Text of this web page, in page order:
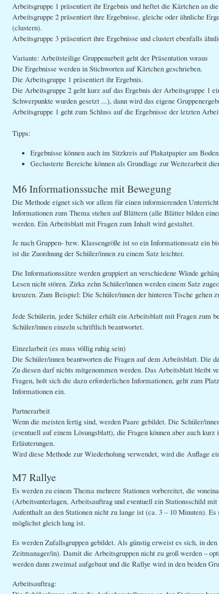
Arbeitsgruppe 1 präsentiert ihr Ergebnis und heftet die Kärtchen an
Arbeitsgruppe 2 präsentiert ihre Ergebnisse, gleiche oder ähnliche
(clustern).
Arbeitsgruppe 3 präsentiert ihre Ergebnisse und clustert ebenfalls
Variante: Arbeitsteilige Gruppenarbeit geht der Präsentation voraus
Die Ergebnisse werden in Stichworten auf Kärtchen geschrieben.
Die Arbeitsgruppe 1 präsentiert ihr Ergebnis.
Die Arbeitsgruppe 2 geht kurz auf das Ergebnis der Arbeitsgruppe 1
Schwerpunkte wurden gesetzt ...), dann wird das eigene
Arbeitsgruppe 1 geht zum Schluss auf die Ergebnisse der letzten
Tipps:
Ergebnisse können auch im Sitzkreis auf Plakatpapier am
Geclusterte Bereiche können als Grundlage zur Weiterarbeit
M6 Informationssuche mit Bewegung
Die Methode eignet sich vor allem für einen informierenden
Informationen zum Thema stehen auf Blättern (alle Blätter bilden
werden. Ein Arbeitsblatt mit Fragen zum Inhalt wird gestaltet.
Je nach Gruppen- bzw. Klassengröße ist so ein Informationssatz ein
ist die Zuordnung der Schüler/innen zu einem Satz leichter.
Die Informationssätze werden gruppiert an verschiedene Wände
Lesen nicht stören. Zirka zehn Schüler/innen werden einem Satz
kreuzen. Zum Beispiel: Die Schüler/innen der hinteren Tische gehen
Jede Schülerin, jeder Schüler erhält ein Arbeitsblatt mit Fragen zum
Schüler/innen einzeln schriftlich beantwortet.
Einzelarbeit (es muss völlig ruhig sein)
Die Schüler/innen beantworten die Fragen auf dem Arbeitsblatt. Die
Zu diesen darf nichts mitgenommen werden. Das Arbeitsblatt bleibt
Fragen, holt sich die dazu erforderlichen Informationen, geht zum
Informationen ein.
Partnerarbeit
Wenn die meisten fertig sind, werden Paare gebildet. Die Schüler/
(eventuell auf einem Lösungsblatt), die Fragen können aber auch
Erläuterungen.
Wird diese Methode zur Wiederholung verwendet, wird die Auflage
M7 Rallye
Es werden zu einem Thema mehrere Stationen vorbereitet, die
(Arbeitsunterlagen, Arbeitsauftrag und eventuell ein Stationsschild
Aufenthalt an den Stationen nicht zu lange ist (ca. 3 – 10 Minuten).
möglichst gleich lang ist.
Es werden Zufallsgruppen gebildet. Als günstig erweist es sich, in
Zeitmanager/in). Damit die Arbeitsgruppen nicht zu groß werden –
werden dann zweimal aufgebaut und die Rallye wird in den beiden
Arbeitsauftrag: